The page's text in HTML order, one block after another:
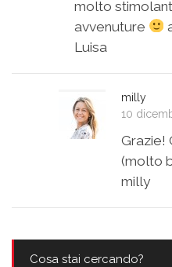
molto
avvenuture
Luisa
milly
10
Grazie!
(molto
milly
Cosa stai cercando?